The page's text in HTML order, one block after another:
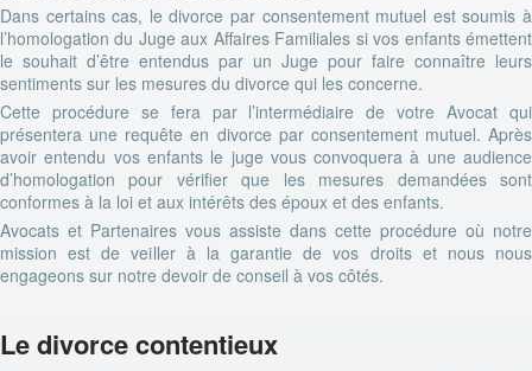
Dans certains cas, le divorce par consentement mutuel est soumis à
l’homologation du Juge aux Affaires Familiales si vos enfants émettent
le souhait d’être entendus par un Juge pour faire connaître leurs
sentiments sur les mesures du divorce qui les concerne.
Cette procédure se fera par l’intermédiaire de votre Avocat qui
présentera une requête en divorce par consentement mutuel. Après
avoir entendu vos enfants le juge vous convoquera à une audience
d’homologation pour vérifier que les mesures demandées sont
conformes à la loi et aux intérêts des époux et des enfants.
Avocats et Partenaires vous assiste dans cette procédure où notre
mission est de veiller à la garantie de vos droits et nous nous
engageons sur notre devoir de conseil à vos côtés.
Le divorce contentieux